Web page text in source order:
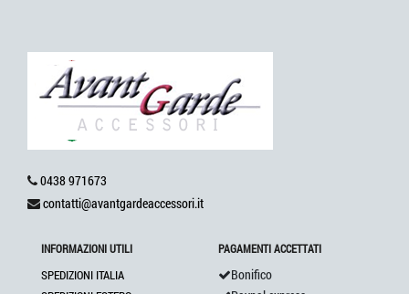
0438 971673
contatti@avantgardeaccessori.it
INFORMAZIONI UTILI
SPEDIZIONI ITALIA
PAGAMENTI ACCETTATI
Bonifico